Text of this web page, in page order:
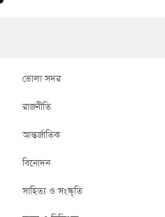
ভোলা সদর
রাজনীতি
আন্তর্জাতিক
বিনোদন
সাহিত্য ও সংস্কৃতি